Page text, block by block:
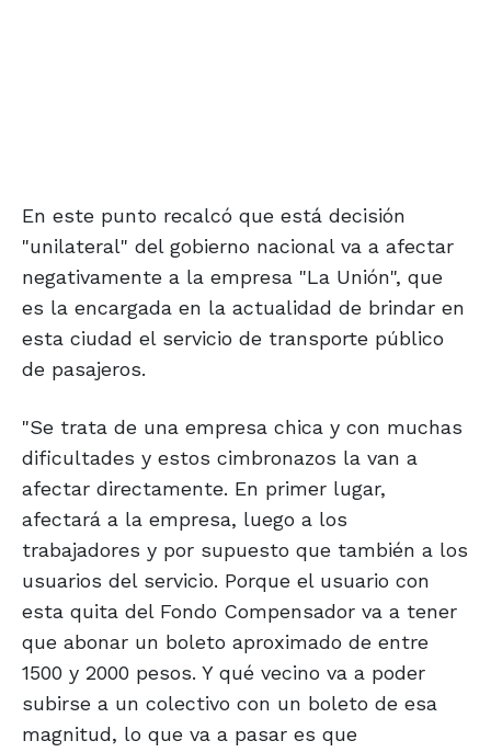
En este punto recalcó que está decisión
"unilateral" del gobierno nacional va a afectar
negativamente a la empresa "La Unión", que
es la encargada en la actualidad de brindar en
esta ciudad el servicio de transporte público
de pasajeros.
"Se trata de una empresa chica y con muchas
dificultades y estos cimbronazos la van a
afectar directamente. En primer lugar,
afectará a la empresa, luego a los
trabajadores y por supuesto que también a los
usuarios del servicio. Porque el usuario con
esta quita del Fondo Compensador va a tener
que abonar un boleto aproximado de entre
1500 y 2000 pesos. Y qué vecino va a poder
subirse a un colectivo con un boleto de esa
magnitud, lo que va a pasar es que